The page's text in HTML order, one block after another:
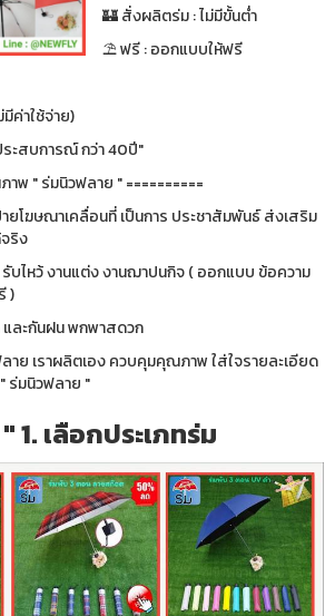
🏰 สั่งผลิตร่ม : ไม่มีขั้นต่ำ
⛱ ฟรี : ออกแบบให้ฟรี
ค่าใช้จ่าย)
ะสบการณ์ กว่า 40ปี"
พ " ร่มนิวฟลาย " ==========
ยโฆษณาเคลื่อนที่ เป็นการ ประชาสัมพันธ์ ส่งเสริม
ริง
รับไหว้ งานแต่ง งานฌาปนกิจ ( ออกแบบ ข้อความ
)
และกันฝน พกพาสดวก
าย เราผลิตเอง ควบคุมคุณภาพ ใส่ใจรายละเอียด
ร่มนิวฟลาย "
1. เลือกประเภทร่ม